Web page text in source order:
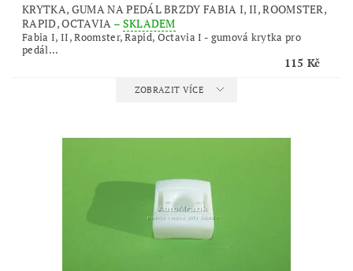
KRYTKA, GUMA NA PEDÁL BRZDY FABIA I, II, ROOMSTER,
RAPID, OCTAVIA – SKLADEM
Fabia I, II, Roomster, Rapid, Octavia I - gumová krytka pro
pedál...
115 Kč
ZOBRAZIT VÍCE